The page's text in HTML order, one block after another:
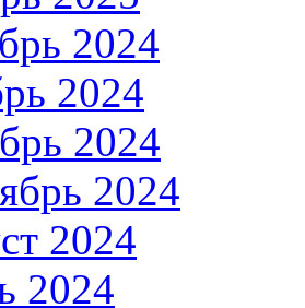
2024
2024
2024
2024
2024
2024